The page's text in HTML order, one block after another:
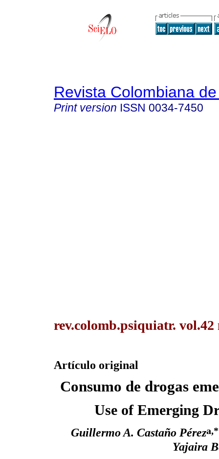
Revista Colombiana
Print version ISSN 0034-7450
rev.colomb.psiquiatr. vol.42
Artículo original
Consumo de drogas
Use of Emerging
Guillermo A. Castaño Péreza,*
Yajaira